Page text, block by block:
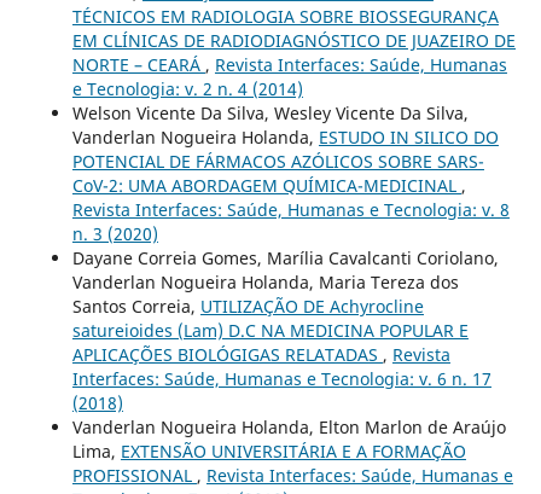
TÉCNICOS EM RADIOLOGIA SOBRE BIOSSEGURANÇA
EM CLÍNICAS DE RADIODIAGNÓSTICO DE JUAZEIRO DE
NORTE – CEARÁ , Revista Interfaces: Saúde, Humanas
e Tecnologia: v. 2 n. 4 (2014)
Welson Vicente Da Silva, Wesley Vicente Da Silva,
Vanderlan Nogueira Holanda, ESTUDO IN SILICO DO
POTENCIAL DE FÁRMACOS AZÓLICOS SOBRE SARS-
CoV-2: UMA ABORDAGEM QUÍMICA-MEDICINAL ,
Revista Interfaces: Saúde, Humanas e Tecnologia: v. 8
n. 3 (2020)
Dayane Correia Gomes, Marília Cavalcanti Coriolano,
Vanderlan Nogueira Holanda, Maria Tereza dos
Santos Correia, UTILIZAÇÃO DE Achyrocline
satureioides (Lam) D.C NA MEDICINA POPULAR E
APLICAÇÕES BIOLÓGIGAS RELATADAS , Revista
Interfaces: Saúde, Humanas e Tecnologia: v. 6 n. 17
(2018)
Vanderlan Nogueira Holanda, Elton Marlon de Araújo
Lima, EXTENSÃO UNIVERSITÁRIA E A FORMAÇÃO
PROFISSIONAL , Revista Interfaces: Saúde, Humanas e